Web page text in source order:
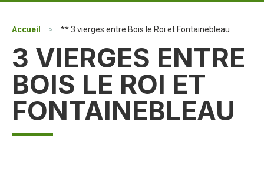
Accueil > ** 3 vierges entre Bois le Roi et Fontainebleau
3 VIERGES ENTRE
BOIS LE ROI ET
FONTAINEBLEAU